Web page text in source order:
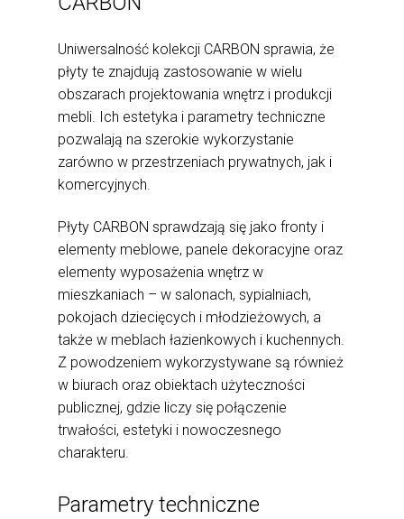
Uniwersalność kolekcji CARBON sprawia, że
płyty te znajdują zastosowanie w wielu
obszarach projektowania wnętrz i produkcji
mebli. Ich estetyka i parametry techniczne
pozwalają na szerokie wykorzystanie
zarówno w przestrzeniach prywatnych, jak i
komercyjnych.
Płyty CARBON sprawdzają się jako fronty i
elementy meblowe, panele dekoracyjne oraz
elementy wyposażenia wnętrz w
mieszkaniach – w salonach, sypialniach,
pokojach dziecięcych i młodzieżowych, a
także w meblach łazienkowych i kuchennych.
Z powodzeniem wykorzystywane są również
w biurach oraz obiektach użyteczności
publicznej, gdzie liczy się połączenie
trwałości, estetyki i nowoczesnego
charakteru.
Parametry techniczne